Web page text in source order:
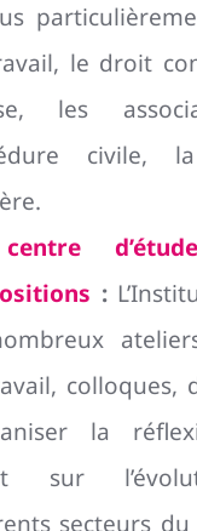
le droit
les
civile,
:
colloques,
la
sur
secteurs